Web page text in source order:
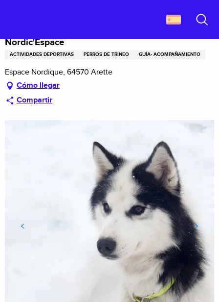
principal
Nordic'Espace
ACTIVIDADES DEPORTIVAS PERROS DE TRINEO GUÍA- ACOMPAÑAMIENTO
Espace Nordique, 64570 Arette
Cómo llegar
Compartir